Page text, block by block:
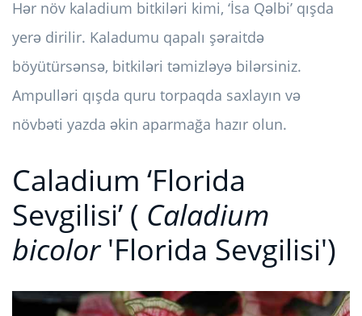
Hər növ kaladium bitkiləri kimi, ‘İsa Qəlbi’ qışda
yerə dirilir. Kaladumu qapalı şəraitdə
böyütürsənsə, bitkiləri təmizləyə bilərsiniz.
Ampulləri qışda quru torpaqda saxlayın və
növbəti yazda əkin aparmağa hazır olun.
Caladium ‘Florida
Sevgilisi’ ( Caladium
bicolor 'Florida Sevgilisi')